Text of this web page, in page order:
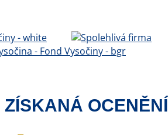
ZÍSKANÁ OCENĚNÍ